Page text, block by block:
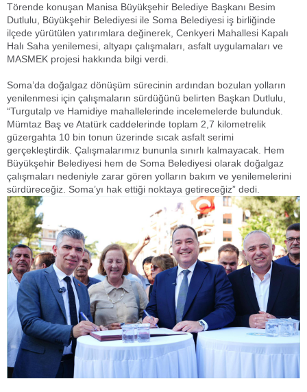
Törende konuşan Manisa Büyükşehir Belediye Başkanı Besim
Dutlulu, Büyükşehir Belediyesi ile Soma Belediyesi iş birliğinde
ilçede yürütülen yatırımlara değinerek, Cenkyeri Mahallesi Kapalı
Halı Saha yenilemesi, altyapı çalışmaları, asfalt uygulamaları ve
MASMEK projesi hakkında bilgi verdi.
Soma’da doğalgaz dönüşüm sürecinin ardından bozulan yolların
yenilenmesi için çalışmaların sürdüğünü belirten Başkan Dutlulu,
“Turgutalp ve Hamidiye mahallelerinde incelemelerde bulunduk.
Mümtaz Baş ve Atatürk caddelerinde toplam 2,7 kilometrelik
güzergahta 10 bin tonun üzerinde sıcak asfalt serimi
gerçekleştirdik. Çalışmalarımız bununla sınırlı kalmayacak. Hem
Büyükşehir Belediyesi hem de Soma Belediyesi olarak doğalgaz
çalışmaları nedeniyle zarar gören yolların bakım ve yenilemelerini
sürdüreceğiz. Soma’yı hak ettiği noktaya getireceğiz” dedi.